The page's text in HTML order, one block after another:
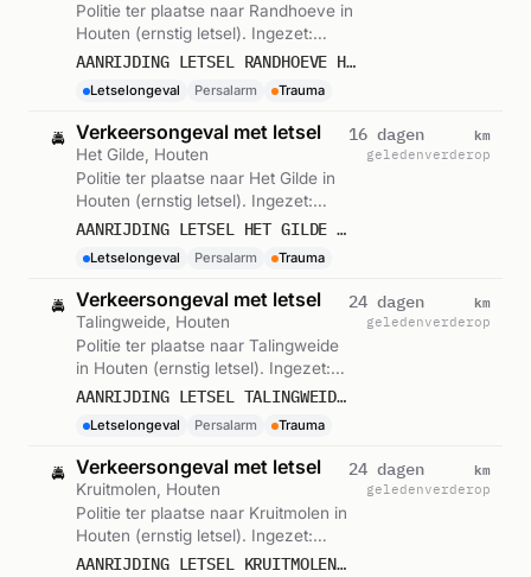
Politie ter plaatse naar Randhoeve in
Houten (ernstig letsel). Ingezet:
Persalarm. Gemeld om 10:33.
AANRIJDING LETSEL RANDHOEVE HOUTEN
Letselongeval Persalarm Trauma
🚔 Verkeersongeval met letsel
Het Gilde, Houten
Politie ter plaatse naar Het Gilde in
Houten (ernstig letsel). Ingezet:
Persalarm. Gemeld om 00:58.
AANRIJDING LETSEL HET GILDE HOUTEN
Letselongeval Persalarm Trauma
16 dagen
geleden
km
verderop
🚔 Verkeersongeval met letsel
Talingweide, Houten
Politie ter plaatse naar Talingweide
in Houten (ernstig letsel). Ingezet:
Persalarm. Gemeld om 15:09.
AANRIJDING LETSEL TALINGWEIDE HOUTEN
Letselongeval Persalarm Trauma
24 dagen
geleden
km
verderop
🚔 Verkeersongeval met letsel
Kruitmolen, Houten
Politie ter plaatse naar Kruitmolen in
Houten (ernstig letsel). Ingezet:
Persalarm. Gemeld om 11:11.
AANRIJDING LETSEL KRUITMOLEN HOUTEN
24 dagen
geleden
km
verderop